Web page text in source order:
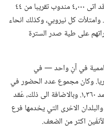
وقد اتى ٠٠٠‏,٤ مندوب تقريبا من ٤٤
بلدا،‏ مما زاد مجموع الحضور الى ٨٧٥‏,١٧.‏ وامتلأت كل نيروبي،‏ وكذلك انحاء
على طية صدر السترة
في آنٍ واحد —‏ في
وكان مجموع عدد الحضور في
المحاضرة العامة يوم الاحد ٣١٢‏,٧٥ واعتمد ٣٦٠‏,١.‏ وبالاضافة الى ذلك،‏ عُقد
الاخرى التي يخدمها فرع
اكثر من الضعف.‏